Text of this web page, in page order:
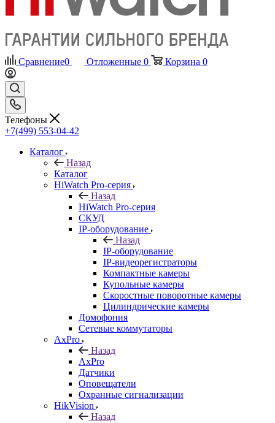
Сравнение0 Отложенные 0 Корзина 0
Телефоны
+7(499) 553-04-42
Каталог
Назад
Каталог
HiWatch Pro-серия
Назад
HiWatch Pro-серия
CКУД
IP-оборудование
Назад
IP-оборудование
IP-видеорегистраторы
Компактные камеры
Купольные камеры
Скоростные поворотные камеры
Цилиндрические камеры
Домофония
Сетевые коммутаторы
AxPro
Назад
AxPro
Датчики
Оповещатели
Охранные сигнализации
HikVision
Назад